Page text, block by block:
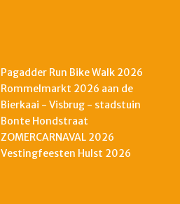
Pagadder Run Bike Walk 2026
Rommelmarkt 2026 aan de
Bierkaai - Visbrug - stadstuin
Bonte Hondstraat
ZOMERCARNAVAL 2026
Vestingfeesten Hulst 2026